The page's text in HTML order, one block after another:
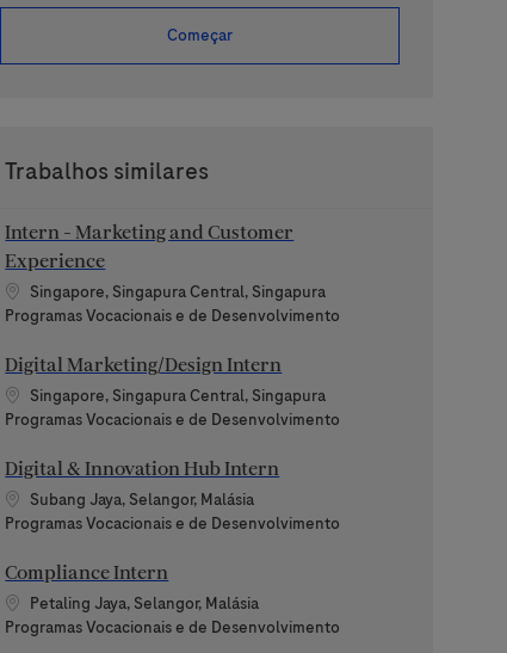
Começar
Trabalhos similares
Intern - Marketing and Customer
Experience
Localização
Singapore, Singapura Central, Singapura
Categoria
Programas Vocacionais e de Desenvolvimento
Digital Marketing/Design Intern
Localização
Singapore, Singapura Central, Singapura
Categoria
Programas Vocacionais e de Desenvolvimento
Digital & Innovation Hub Intern
Localização
Subang Jaya, Selangor, Malásia
Categoria
Programas Vocacionais e de Desenvolvimento
Compliance Intern
Localização
Petaling Jaya, Selangor, Malásia
Categoria
Programas Vocacionais e de Desenvolvimento